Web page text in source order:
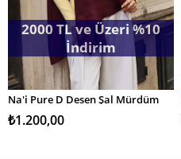
SEPETE EKLE
Na'i Pure D Desen Şal Mürdüm
2000 TL ve Üzeri %10
İndirim
₺1.200,00